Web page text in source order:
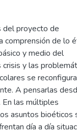
del proyecto de
comprensión de lo
y medio del
y las
se
A pensarlas
En las múltiples
asuntos bioéticos
día a día